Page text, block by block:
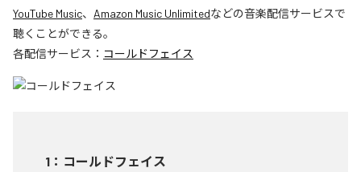
YouTube Music、 Amazon Music Unlimitedなどの音楽配信サービスで
聴くことができる。
各配信サービス： コールドフェイス
1 ： コールドフェイス